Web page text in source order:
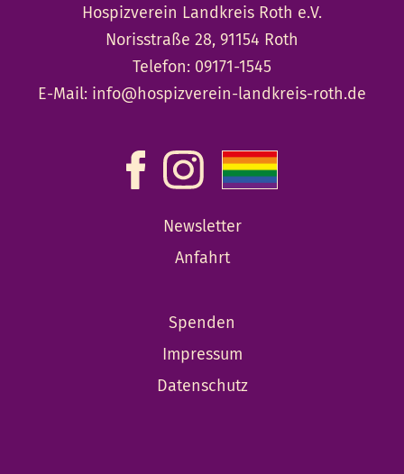
Hospizverein Landkreis Roth e.V.
Norisstraße 28, 91154 Roth
Telefon: 09171-1545
E-Mail: info@hospizverein-landkreis-roth.de
Newsletter
Anfahrt
Spenden
Impressum
Datenschutz